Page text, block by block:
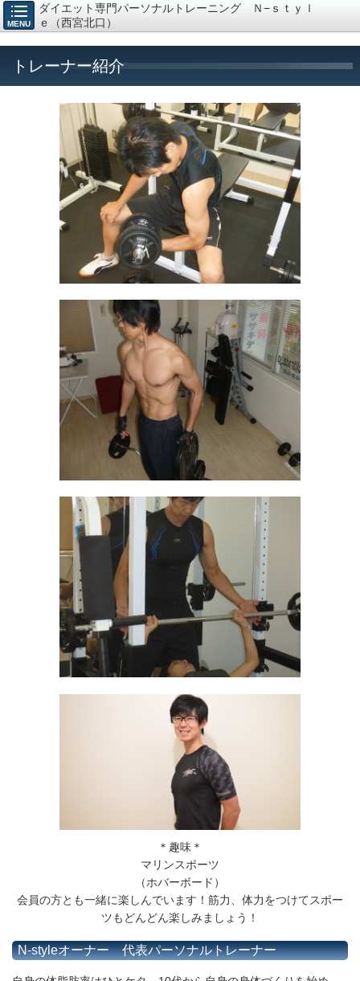
MENU
ダイエット専門パーソナルトレーニング Ｎ−ｓｔｙｌ
ｅ（西宮北口）
トレーナー紹介
＊趣味＊
マリンスポーツ
（ホバーボード）
会員の方とも一緒に楽しんでいます！筋力、体力をつけてスポー
ツもどんどん楽しみましょう！
N-styleオーナー 代表パーソナルトレーナー